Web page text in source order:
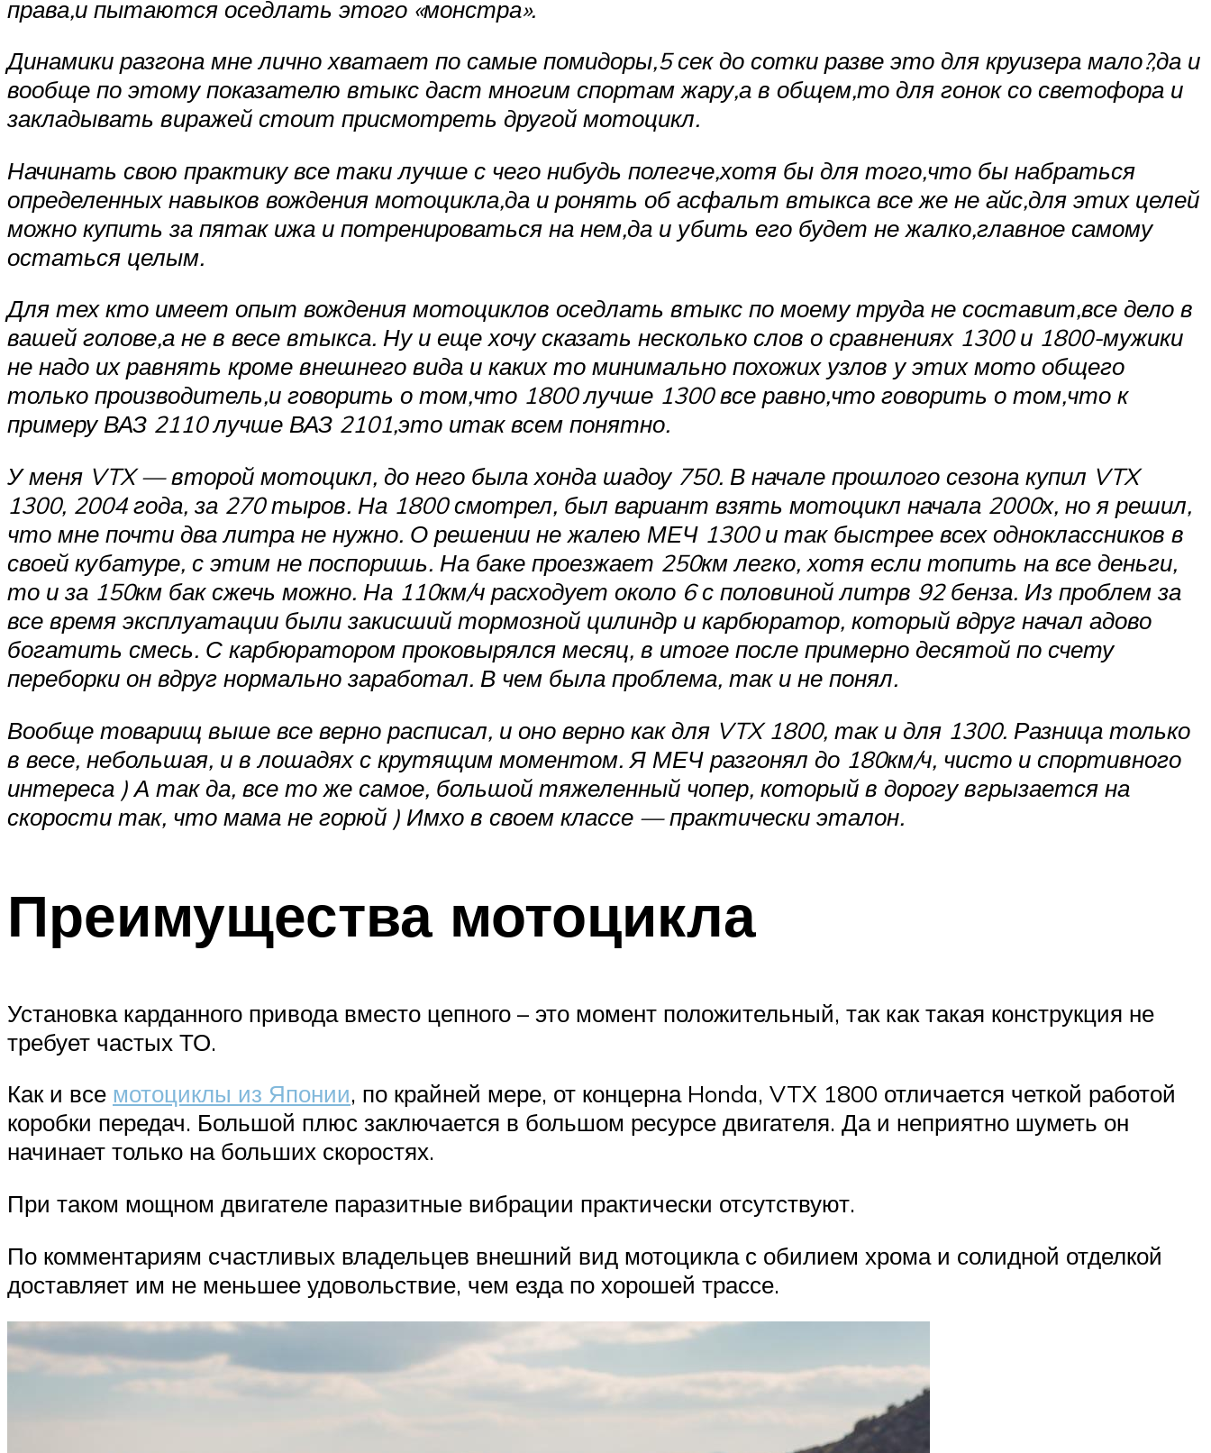
права,и пытаются оседлать этого «монстра».
Динамики разгона мне лично хватает по самые помидоры,5 сек до сотки разве это для круизера мало?,да и
вообще по этому показателю втыкс даст многим спортам жару,а в общем,то для гонок со светофора и
закладывать виражей стоит присмотреть другой мотоцикл.
Начинать свою практику все таки лучше с чего нибудь полегче,хотя бы для того,что бы набраться
определенных навыков вождения мотоцикла,да и ронять об асфальт втыкса все же не айс,для этих целей
можно купить за пятак ижа и потренироваться на нем,да и убить его будет не жалко,главное самому
остаться целым.
Для тех кто имеет опыт вождения мотоциклов оседлать втыкс по моему труда не составит,все дело в
вашей голове,а не в весе втыкса. Ну и еще хочу сказать несколько слов о сравнениях 1300 и 1800-мужики
не надо их равнять кроме внешнего вида и каких то минимально похожих узлов у этих мото общего
только производитель,и говорить о том,что 1800 лучше 1300 все равно,что говорить о том,что к
примеру ВАЗ 2110 лучше ВАЗ 2101,это итак всем понятно.
У меня VTX — второй мотоцикл, до него была хонда шадоу 750. В начале прошлого сезона купил VTX
1300, 2004 года, за 270 тыров. На 1800 смотрел, был вариант взять мотоцикл начала 2000х, но я решил,
что мне почти два литра не нужно. О решении не жалею МЕЧ 1300 и так быстрее всех одноклассников в
своей кубатуре, с этим не поспоришь. На баке проезжает 250км легко, хотя если топить на все деньги,
то и за 150км бак сжечь можно. На 110км/ч расходует около 6 с половиной литрв 92 бенза. Из проблем за
все время эксплуатации были закисший тормозной цилиндр и карбюратор, который вдруг начал адово
богатить смесь. С карбюратором проковырялся месяц, в итоге после примерно десятой по счету
переборки он вдруг нормально заработал. В чем была проблема, так и не понял.
Вообще товарищ выше все верно расписал, и оно верно как для VTX 1800, так и для 1300. Разница только
в весе, небольшая, и в лошадях с крутящим моментом. Я МЕЧ разгонял до 180км/ч, чисто и спортивного
интереса ) А так да, все то же самое, большой тяжеленный чопер, который в дорогу вгрызается на
скорости так, что мама не горюй ) Имхо в своем классе — практически эталон.
Преимущества мотоцикла
Установка карданного привода вместо цепного – это момент положительный, так как такая конструкция не
требует частых ТО.
Как и все мотоциклы из Японии, по крайней мере, от концерна Honda, VTX 1800 отличается четкой работой
коробки передач. Большой плюс заключается в большом ресурсе двигателя. Да и неприятно шуметь он
начинает только на больших скоростях.
При таком мощном двигателе паразитные вибрации практически отсутствуют.
По комментариям счастливых владельцев внешний вид мотоцикла с обилием хрома и солидной отделкой
доставляет им не меньшее удовольствие, чем езда по хорошей трассе.